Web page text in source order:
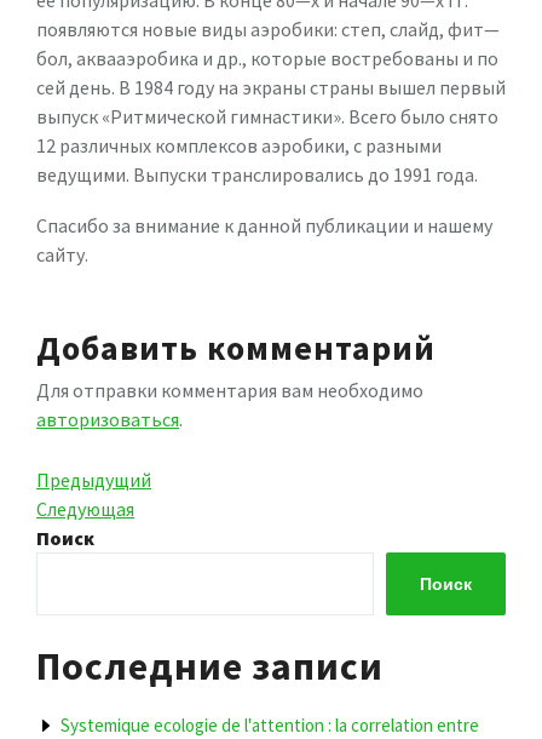
появляются новые виды аэробики: степ, слайд, фит—
бол, аквааэробика и др., которые востребованы и по
сей день. В 1984 году на экраны страны вышел первый
выпуск «Ритмической гимнастики». Всего было снято
12 различных комплексов аэробики, с разными
ведущими. Выпуски транслировались до 1991 года.
Спасибо за внимание к данной публикации и нашему
сайту.
Добавить комментарий
Для отправки комментария вам необходимо
авторизоваться.
Навигация
по
записям
Предыдущая
запись
Предыдущий
Следующая
запись
Следующая
Поиск
Поиск
Последние записи
Systemique ecologie de l'attention : la correlation entre